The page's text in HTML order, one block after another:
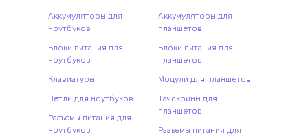
Аккумуляторы для
ноутбуков
Блоки питания для
ноутбуков
Клавиатуры
Петли для ноутбуков
Разъемы питания для
ноутбуков
Аккумуляторы для
планшетов
Блоки питания для
планшетов
Модули для планшетов
Тачскрины для
планшетов
Разъемы питания для